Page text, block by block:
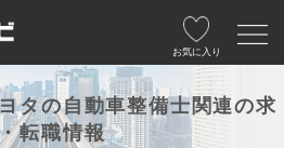
お気に入り
タの自動車整備士関連の求
転職情報